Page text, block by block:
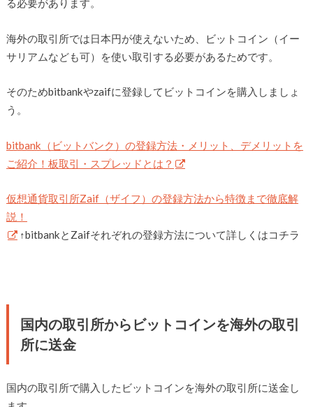
る必要があります。
海外の取引所では日本円が使えないため、ビットコイン（イー
サリアムなども可）を使い取引する必要があるためです。
そのためbitbankやzaifに登録してビットコインを購入しましょ
う。
bitbank（ビットバンク）の登録方法・メリット、デメリットを
ご紹介！板取引・スプレッドとは？
仮想通貨取引所Zaif（ザイフ）の登録方法から特徴まで徹底解
説！
↑bitbankとZaifそれぞれの登録方法について詳しくはコチラ
国内の取引所からビットコインを海外の取引
所に送金
国内の取引所で購入したビットコインを海外の取引所に送金し